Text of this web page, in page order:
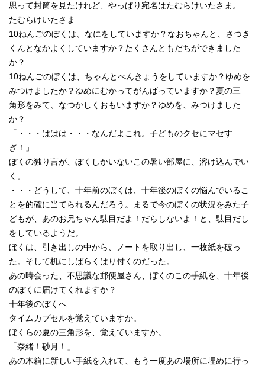
思って封筒を見たけれど、やっぱり宛名はたむらけいたさま。
たむらけいたさま
10ねんごのぼくは、なにをしていますか？なおちゃんと、さつき
くんとなかよくしていますか？たくさんともだちができました
か？
10ねんごのぼくは、ちゃんとべんきょうをしていますか？ゆめを
みつけましたか？ゆめにむかってがんばっていますか？夏の三
角形をみて、なつかしくおもいますか？ゆめを、みつけました
か？
「・・・ははは・・・なんだよこれ。子どものクセにマセす
ぎ！」
ぼくの独り言が、ぼくしかいないこの暑い部屋に、溶け込んでい
く。
・・・どうして、十年前のぼくは、十年後のぼくの悩んでいるこ
とを的確に当てられるんだろう。まるで今のぼくの状況をみた子
どもが、あのお兄ちゃん駄目だよ！だらしないよ！と、駄目だし
をしているようだ。
ぼくは、引き出しの中から、ノートを取り出し、一枚紙を破っ
た。そして机にしばらくはり付くのだった。
あの時会った、不思議な郵便屋さん、ぼくのこの手紙を、十年後
のぼくに届けてくれますか？
十年後のぼくへ
タイムカプセルを覚えていますか。
ぼくらの夏の三角形を、覚えていますか。
「奈緒！砂月！」
あの木箱に新しい手紙を入れて、もう一度あの場所に埋めに行っ